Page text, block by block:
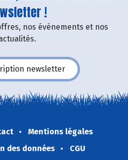
!
nos événements et nos
newsletter
Mentions légales
des données
CGU